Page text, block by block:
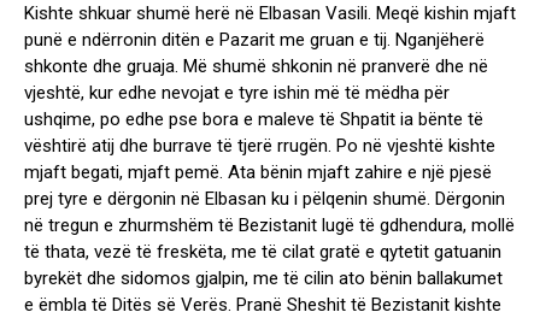
Kishte shkuar shumë herë në Elbasan Vasili. Meqë kishin mjaft
punë e ndërronin ditën e Pazarit me gruan e tij. Nganjëherë
shkonte dhe gruaja. Më shumë shkonin në pranverë dhe në
vjeshtë, kur edhe nevojat e tyre ishin më të mëdha për
ushqime, po edhe pse bora e maleve të Shpatit ia bënte të
vështirë atij dhe burrave të tjerë rrugën. Po në vjeshtë kishte
mjaft begati, mjaft pemë. Ata bënin mjaft zahire e një pjesë
prej tyre e dërgonin në Elbasan ku i pëlqenin shumë. Dërgonin
në tregun e zhurmshëm të Bezistanit lugë të gdhendura, mollë
të thata, vezë të freskëta, me të cilat gratë e qytetit gatuanin
byrekët dhe sidomos gjalpin, me të cilin ato bënin ballakumet
e ëmbla të Ditës së Verës. Pranë Sheshit të Bezistanit kishte